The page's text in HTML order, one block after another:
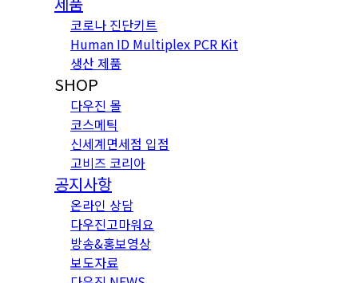
코로나 진단키트
Human ID Multiplex PCR Kit
생산 제품
SHOP
다우진 몰
코스메틱
신세계면세점 입점
고비즈 코리아
공지사항
온라인 상담
다우진고마워요
방송&홍보영상
보도자료